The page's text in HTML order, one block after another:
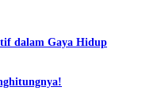
dalam Gaya Hidup